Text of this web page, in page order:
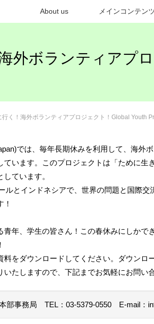
About us メインコンテン
外ボランティアプ
行く！海外ボランティアプロジェクト！Global Youth
では、毎年長期休みを利用して、海外
います。このプロジェクトは「ために生
ています。
とインドネシアで、世界の問題と国際交
年、学生の皆さん！この春休みにしかで
をダウンロードしてください。ダウンロ
たしますので、下記までお気軽にお問い
部事務局 TEL：03-5379-0550 E-mail：